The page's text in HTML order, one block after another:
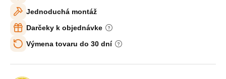
Jednoduchá montáž
Darčeky k objednávke
Výmena tovaru do 30 dní